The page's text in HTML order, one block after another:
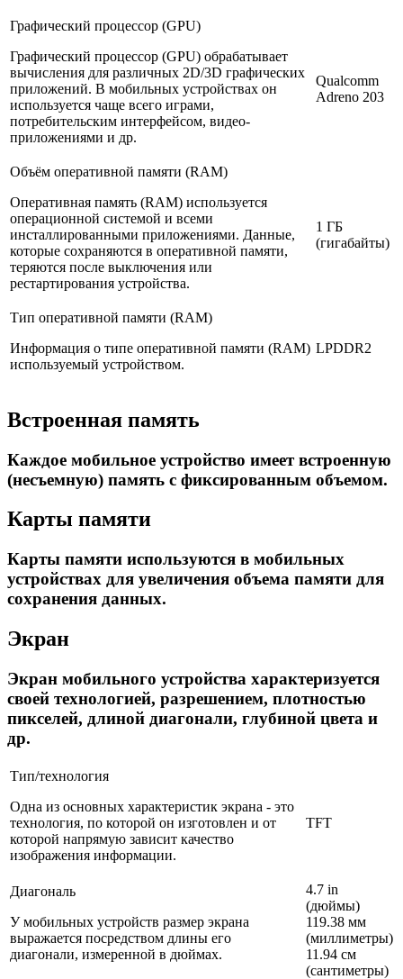
Графический процессор (GPU)
Графический процессор (GPU) обрабатывает
вычисления для различных 2D/3D графических
приложений. В мобильных устройствах он
используется чаще всего играми,
потребительским интерфейсом, видео-
приложениями и др.
Qualcomm
Adreno 203
Объём оперативной памяти (RAM)
Оперативная память (RAM) используется
операционной системой и всеми
инсталлированными приложениями. Данные,
которые сохраняются в оперативной памяти,
теряются после выключения или
рестартирования устройства.
1 ГБ
(гигабайты)
Тип оперативной памяти (RAM)
Информация о типе оперативной памяти (RAM)
используемый устройством.
LPDDR2
Встроенная память
Каждое мобильное устройство имеет встроенную
(несъемную) память с фиксированным объемом.
Карты памяти
Карты памяти используются в мобильных
устройствах для увеличения объема памяти для
сохранения данных.
Экран
Экран мобильного устройства характеризуется
своей технологией, разрешением, плотностью
пикселей, длиной диагонали, глубиной цвета и
др.
Тип/технология
Одна из основных характеристик экрана - это
технология, по которой он изготовлен и от
которой напрямую зависит качество
изображения информации.
TFT
Диагональ
У мобильных устройств размер экрана
выражается посредством длины его
диагонали, измеренной в дюймах.
4.7 in
(дюймы)
119.38 мм
(миллиметры)
11.94 см
(сантиметры)